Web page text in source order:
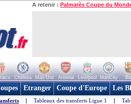
A retenir : Palmarès Coupe du
Chelsea Man Utd Arsenal Liverpool ManCity
Etranger Coupe d'Europe Les
| Tableaux des transferts Ligue 1 |